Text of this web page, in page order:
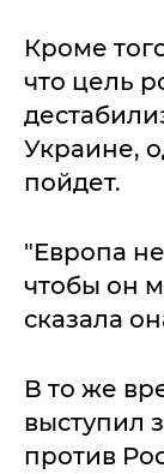
Кроме
что цель
Украине,
пойдет.
"Европа
чтобы он
сказала
В то же
выступил
против